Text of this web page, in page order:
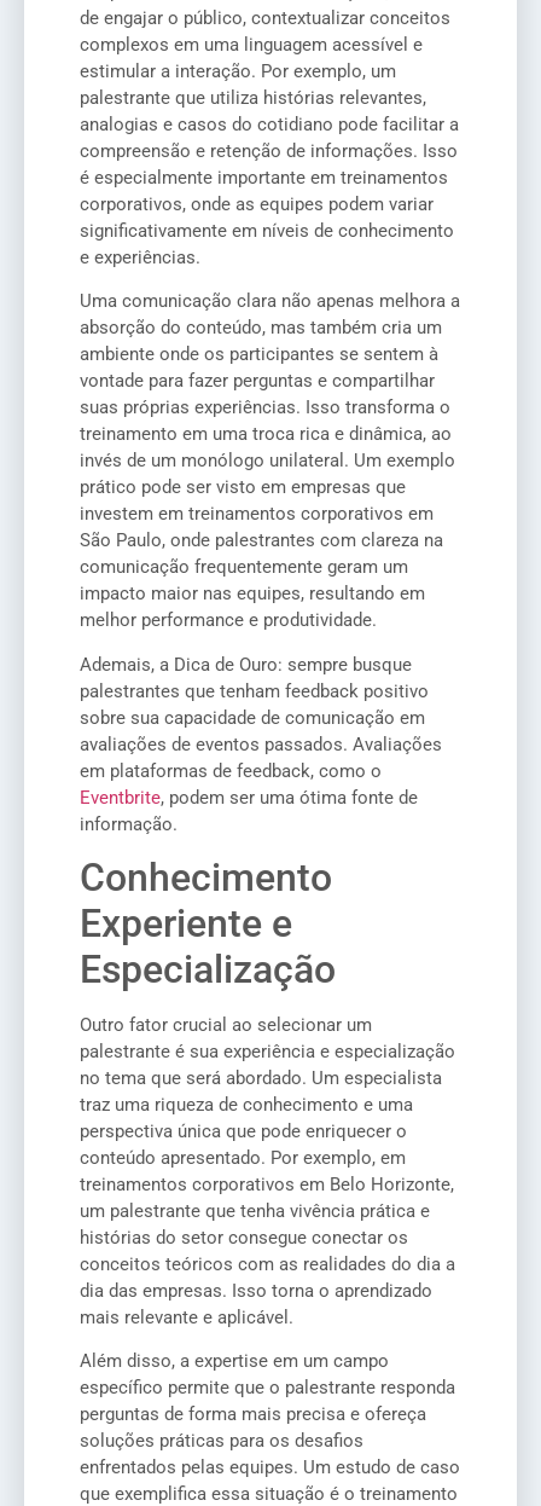
de engajar o público, contextualizar conceitos
complexos em uma linguagem acessível e
estimular a interação. Por exemplo, um
palestrante que utiliza histórias relevantes,
analogias e casos do cotidiano pode facilitar a
compreensão e retenção de informações. Isso
é especialmente importante em treinamentos
corporativos, onde as equipes podem variar
significativamente em níveis de conhecimento
e experiências.
Uma comunicação clara não apenas melhora a
absorção do conteúdo, mas também cria um
ambiente onde os participantes se sentem à
vontade para fazer perguntas e compartilhar
suas próprias experiências. Isso transforma o
treinamento em uma troca rica e dinâmica, ao
invés de um monólogo unilateral. Um exemplo
prático pode ser visto em empresas que
investem em treinamentos corporativos em
São Paulo, onde palestrantes com clareza na
comunicação frequentemente geram um
impacto maior nas equipes, resultando em
melhor performance e produtividade.
Ademais, a Dica de Ouro: sempre busque
palestrantes que tenham feedback positivo
sobre sua capacidade de comunicação em
avaliações de eventos passados. Avaliações
em plataformas de feedback, como o
Eventbrite, podem ser uma ótima fonte de
informação.
Conhecimento
Experiente e
Especialização
Outro fator crucial ao selecionar um
palestrante é sua experiência e especialização
no tema que será abordado. Um especialista
traz uma riqueza de conhecimento e uma
perspectiva única que pode enriquecer o
conteúdo apresentado. Por exemplo, em
treinamentos corporativos em Belo Horizonte,
um palestrante que tenha vivência prática e
histórias do setor consegue conectar os
conceitos teóricos com as realidades do dia a
dia das empresas. Isso torna o aprendizado
mais relevante e aplicável.
Além disso, a expertise em um campo
específico permite que o palestrante responda
perguntas de forma mais precisa e ofereça
soluções práticas para os desafios
enfrentados pelas equipes. Um estudo de caso
que exemplifica essa situação é o treinamento